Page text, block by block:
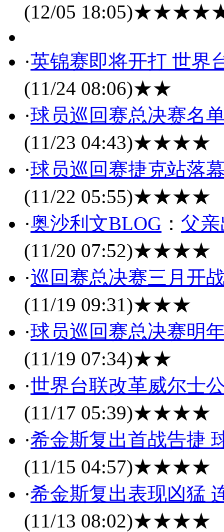
(12/05 18:05)
·英锦赛即将开打 世界
(11/24 08:06)★★
·球员巡回赛总决赛名
(11/23 04:43)★★★★
·球员巡回赛捷克站落
(11/22 05:55)★★★★
·奥沙利文BLOG ： 父
(11/20 07:52)★★★★
·巡回赛总决赛三月开
(11/19 09:31)★★★
·球员巡回赛总决赛明
(11/19 07:34)★★
·世界台联改革威尔士
(11/17 05:39)★★★★
·希金斯复出首战告捷
(11/15 04:57)★★★★
·希金斯复出表现凶猛
(11/13 08:02)★★★★